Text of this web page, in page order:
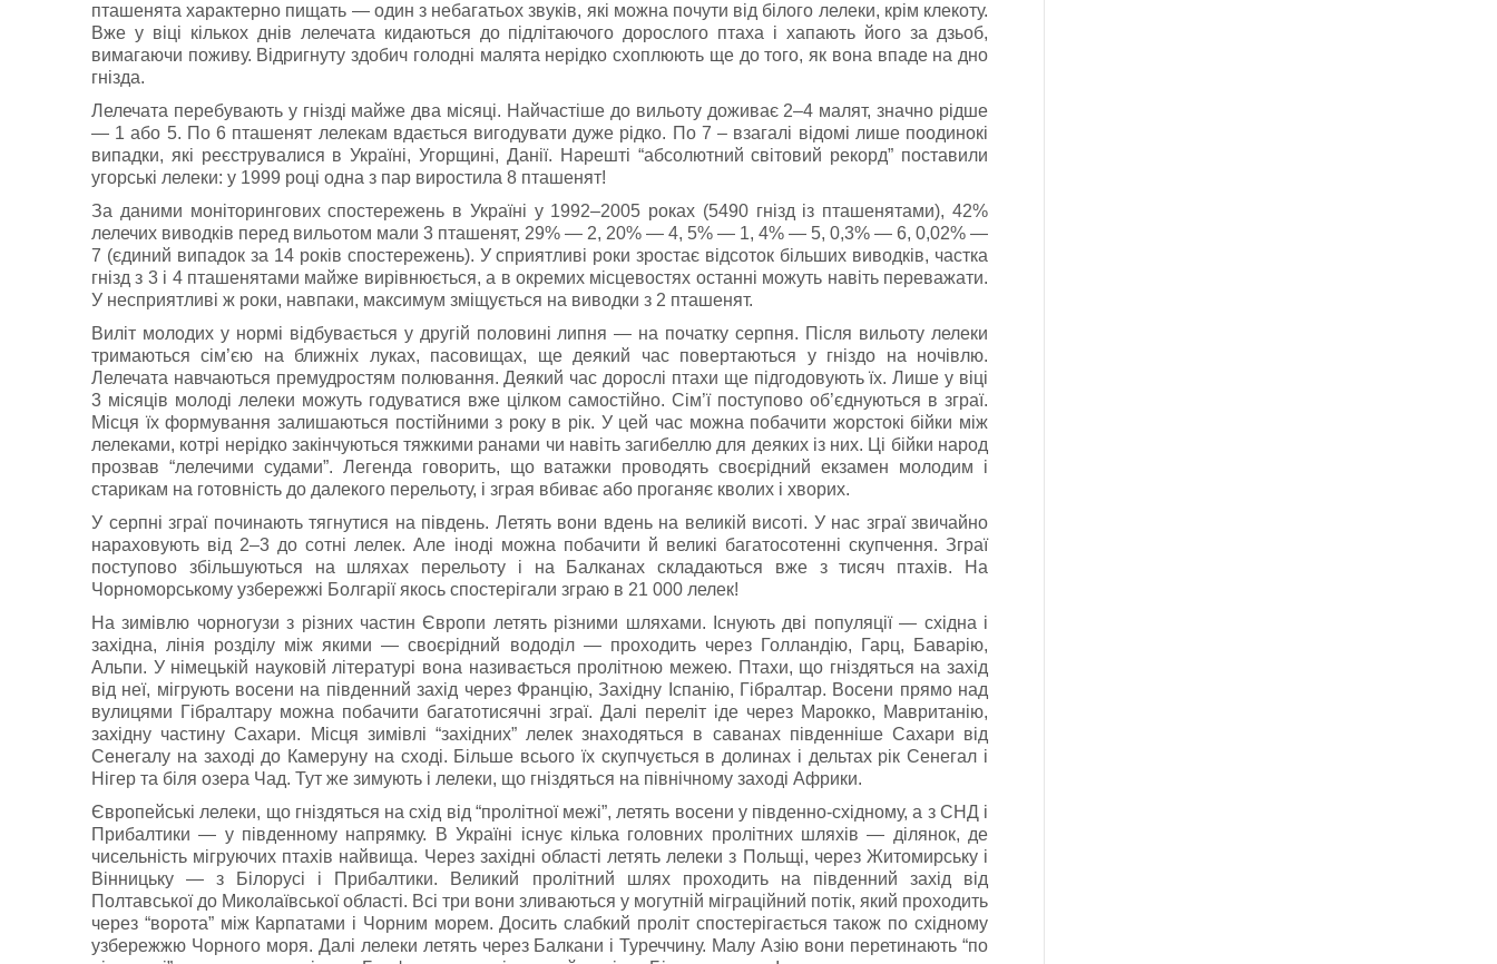
пташенята характерно пищать — один з небагатьох звуків, які можна почути від білого лелеки, крім клекоту.
Вже у віці кількох днів лелечата кидаються до підлітаючого дорослого птаха і хапають його за дзьоб,
вимагаючи поживу. Відригнуту здобич голодні малята нерідко схоплюють ще до того, як вона впаде на дно
гнізда.
Лелечата перебувають у гнiздi майже два мiсяцi. Найчастіше до вильоту доживає 2–4 малят, значно рідше
— 1 або 5. По 6 пташенят лелекам вдається вигодувати дуже рідко. По 7 – взагалі відомі лише поодинокі
випадки, які реєструвалися в Україні, Угорщині, Данії. Нарешті “абсолютний світовий рекорд” поставили
угорські лелеки: у 1999 році одна з пар виростила 8 пташенят!
За даними моніторингових спостережень в Україні у 1992–2005 роках (5490 гнізд із пташенятами), 42%
лелечих виводків перед вильотом мали 3 пташенят, 29% — 2, 20% — 4, 5% — 1, 4% — 5, 0,3% — 6, 0,02% —
7 (єдиний випадок за 14 років спостережень). У сприятливі роки зростає відсоток більших виводків, частка
гнізд з 3 і 4 пташенятами майже вирівнюється, а в окремих місцевостях останні можуть навіть переважати.
У несприятливі ж роки, навпаки, максимум зміщується на виводки з 2 пташенят.
Вилiт молодих у нормі вiдбувається у другiй половинi липня — на початку серпня. Пiсля вильоту лелеки
тримаються сiм’єю на ближнiх луках, пасовищах, ще деякий час повертаються у гнiздо на ночiвлю.
Лелечата навчаються премудростям полювання. Деякий час дорослі птахи ще підгодовують їх. Лише у віці
3 місяців молоді лелеки можуть годуватися вже цілком самостійно. Сiм’ї поступово об’єднуються в зграї.
Мiсця їх формування залишаються постiйними з року в рiк. У цей час можна побачити жорстокi бiйки мiж
лелеками, котрi нерiдко закiнчуються тяжкими ранами чи навiть загибеллю для деяких із них. Цi бiйки народ
прозвав “лелечими судами”. Легенда говорить, що ватажки проводять своєрідний екзамен молодим i
старикам на готовнiсть до далекого перельоту, i зграя вбиває або проганяє кволих i хворих.
У серпнi зграї починають тягнутися на пiвдень. Летять вони вдень на великiй висотi. У нас зграї звичайно
нараховують вiд 2–3 до сотні лелек. Але iнодi можна побачити й великi багатосотеннi скупчення. Зграї
поступово збiльшуються на шляхах перельоту i на Балканах складаються вже з тисяч птахiв. На
Чорноморському узбережжi Болгарiї якось спостерiгали зграю в 21 000 лелек!
На зимiвлю чорногузи з рiзних частин Європи летять рiзними шляхами. Існують двi популяцiї — схiдна i
захiдна, лiнiя роздiлу мiж якими — своєрідний вододіл — проходить через Голландiю, Гарц, Баварiю,
Альпи. У нiмецькiй науковiй лiтературi вона називається пролiтною межею. Птахи, що гнiздяться на захiд
вiд неї, мігрують восени на пiвденний захiд через Францiю, Захiдну Іспанiю, Гiбралтар. Восени прямо над
вулицями Гiбралтару можна побачити багатотисячнi зграї. Далi перелiт iде через Марокко, Мавританiю,
захiдну частину Сахари. Мiсця зимiвлi “захiдних” лелек знаходяться в саванах пiвденнiше Сахари вiд
Сенегалу на заходi до Камеруну на сходi. Бiльше всього їх скупчується в долинах i дельтах рiк Сенегал i
Нiгер та бiля озера Чад. Тут же зимують i лелеки, що гнiздяться на пiвнiчному заходi Африки.
Європейськi лелеки, що гнiздяться на схiд вiд “пролiтної межi”, летять восени у пiвденно-схiдному, а з СНД i
Прибалтики — у пiвденному напрямку. В Українi iснує кiлька головних пролiтних шляхiв — ділянок, де
чисельність мігруючих птахів найвища. Через захiднi областi летять лелеки з Польщi, через Житомирську i
Вiнницьку — з Бiлорусi i Прибалтики. Великий пролiтний шлях проходить на пiвденний захiд вiд
Полтавської до Миколаївської областi. Всi три вони зливаються у могутнiй мiграцiйний потiк, який проходить
через “ворота” мiж Карпатами i Чорним морем. Досить слабкий пролiт спостерiгається також по схiдному
узбережжю Чорного моря. Далi лелеки летять через Балкани i Туреччину. Малу Азiю вони перетинають “по